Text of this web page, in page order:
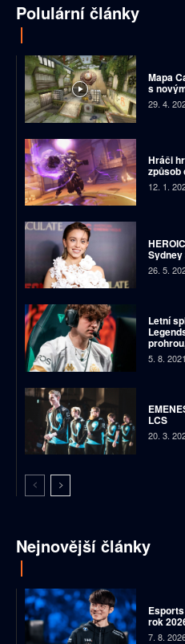
Polulární články
Mapa
s
29. 4.
Hráči
způsob
12. 1.
Sydney
26. 5.
Letní
5. 8. 2021
LCS
20. 3.
Nejnovější články
rok
7. 8.